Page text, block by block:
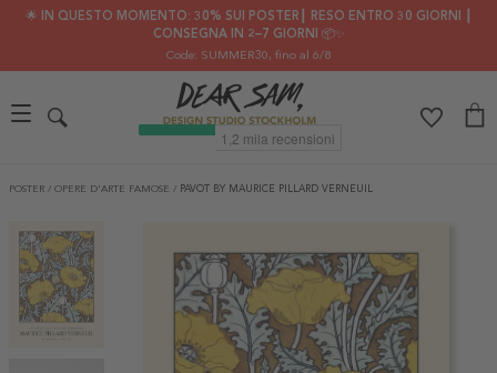
🌟 IN QUESTO MOMENTO: 30% SUI POSTER┃ RESO ENTRO 30 GIORNI ┃
CONSEGNA IN 2–7 GIORNI 📦✨
Code: SUMMER30, fino al 6/8
POSTER / OPERE D'ARTE FAMOSE / PAVOT BY MAURICE PILLARD VERNEUIL